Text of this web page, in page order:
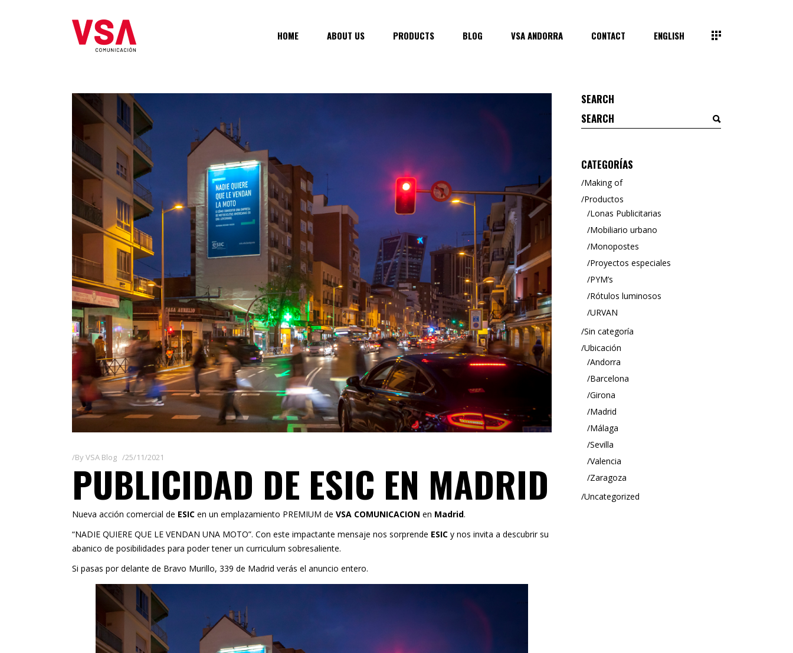
HOME ABOUT US PRODUCTS BLOG VSA ANDORRA CONTACT ENGLISH
ByVSA Blog 25/11/2021
PUBLICIDAD DE ESIC EN MADRID
Nueva acción comercial de ESIC en un emplazamiento PREMIUM de VSA COMUNICACION en Madrid.
“NADIE QUIERE QUE LE VENDAN UNA MOTO”. Con este impactante mensaje nos sorprende ESIC y nos invita a descubrir su
abanico de posibilidades para poder tener un curriculum sobresaliente.
Si pasas por delante de Bravo Murillo, 339 de Madrid verás el anuncio entero.
SEARCH
Search
for:
CATEGORÍAS
Making of
Productos
Lonas Publicitarias
Mobiliario urbano
Monopostes
Proyectos especiales
PYM’s
Rótulos luminosos
URVAN
Sin categoría
Ubicación
Andorra
Barcelona
Girona
Madrid
Málaga
Sevilla
Valencia
Zaragoza
Uncategorized